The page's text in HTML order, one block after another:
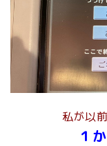
私が以
１